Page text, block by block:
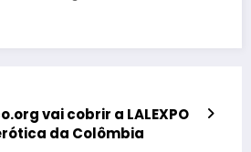
vai cobrir a LALEXPO
da Colômbia